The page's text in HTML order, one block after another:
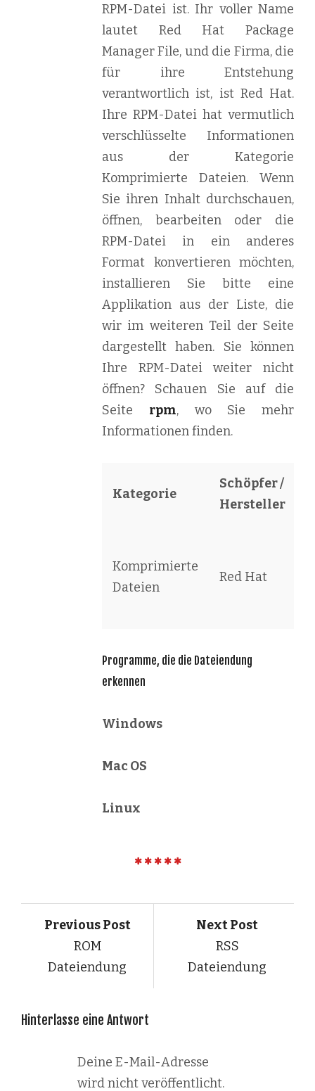
RPM-Datei ist. Ihr voller Name
lautet Red Hat Package
Manager File, und die Firma, die
für ihre Entstehung
verantwortlich ist, ist Red Hat.
Ihre RPM-Datei hat vermutlich
verschlüsselte Informationen
aus der Kategorie
Komprimierte Dateien. Wenn
Sie ihren Inhalt durchschauen,
öffnen, bearbeiten oder die
RPM-Datei in ein anderes
Format konvertieren möchten,
installieren Sie bitte eine
Applikation aus der Liste, die
wir im weiteren Teil der Seite
dargestellt haben. Sie können
Ihre RPM-Datei weiter nicht
öffnen? Schauen Sie auf die
Seite rpm, wo Sie mehr
Informationen finden.
Kategorie
Schöpfer /
Hersteller
Komprimierte
Dateien
Red Hat
Programme, die die Dateiendung
erkennen
Windows
Mac OS
Linux
Previous Post
ROM
Dateiendung
Next Post
RSS
Dateiendung
Hinterlasse eine Antwort
Deine E-Mail-Adresse
wird nicht veröffentlicht.